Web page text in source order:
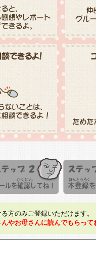
方のみご登録いただけます。
やお母さんに読んでもらって